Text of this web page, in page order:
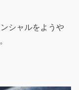
シャルをようや